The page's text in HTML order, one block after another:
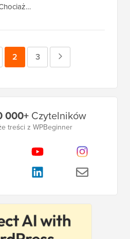
Strona
2 Strona
3
000+ Czytelników
treści z WPBeginner